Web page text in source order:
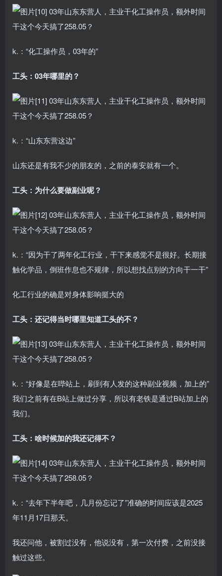
k.：“化工操作员，03年的”
工头：03年哪里的？
k.：“山东东营这边”
山东还是有我不少的朋友的，之前的泰安就有一个。
工头：为什么要做副业呢？
k.：“因为干了两年化工行业，干下来感觉不是很好。长期接
触化学品，倒班作息也不规律，所以想找点别的方向干一干”
化工行业的确是对身体影响挺大的
工头：还记得当时哪里知道工头的不？
k.：“好像是在哔站上，刷到有人发的这种副业视频，加上的”
我们之前有在B站上做过分享，所以有老铁是通过B站加上的
我们。
工头：啥时候加的我还记得不？
k.：“去年下半年吧，几月份忘记了”准确的时间应该是2025
年11月17日那天。
我还问他，被割过没有，他说没有，第一次付费，之前没接
触过这些。